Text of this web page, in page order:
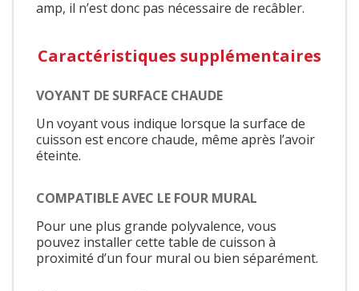
amp, il n’est donc pas nécessaire de recâbler.
Caractéristiques supplémentaires
VOYANT DE SURFACE CHAUDE
Un voyant vous indique lorsque la surface de
cuisson est encore chaude, même après l’avoir
éteinte.
COMPATIBLE AVEC LE FOUR MURAL
Pour une plus grande polyvalence, vous
pouvez installer cette table de cuisson à
proximité d’un four mural ou bien séparément.